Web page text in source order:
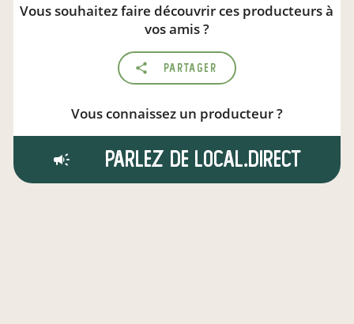
Vous souhaitez faire découvrir ces producteurs à
vos amis ?
Partager
Vous connaissez un producteur ?
Parlez de local.direct